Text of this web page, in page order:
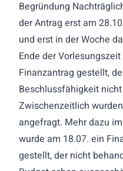
Begründung
der Antrag erst am
und erst in der Woche
Ende der
Finanzantrag gestellt,
Beschlussfähigkeit
Zwischenzeitlich
angefragt. Mehr dazu
wurde am 18.07. ein
gestellt, der nicht